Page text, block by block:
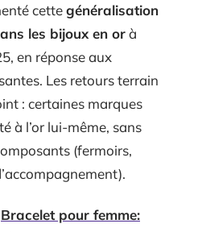
cettegénéralisation
les bijoux en orà
en réponse aux
Les retours terrain
: certaines marques
à l’or lui-même, sans
(fermoirs,
Bracelet pour femme: